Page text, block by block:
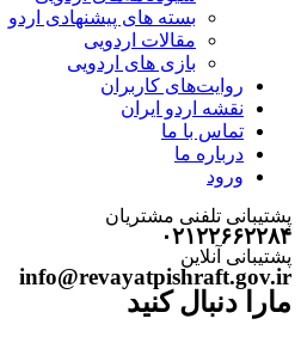
بسته های پیشنهادی اردو
مقالات اردویی
بازی های اردویی
روایت‌های کاربران
نقشه اردو ایران
تماس با ما
درباره ما
ورود
پشتیبانی تلفنی مشتریان
۰۲۱۲۲۶۶۲۲۸۴
پشتیبانی آنلاین
info@revayatpishraft.gov.ir
مارا دنبال کنید